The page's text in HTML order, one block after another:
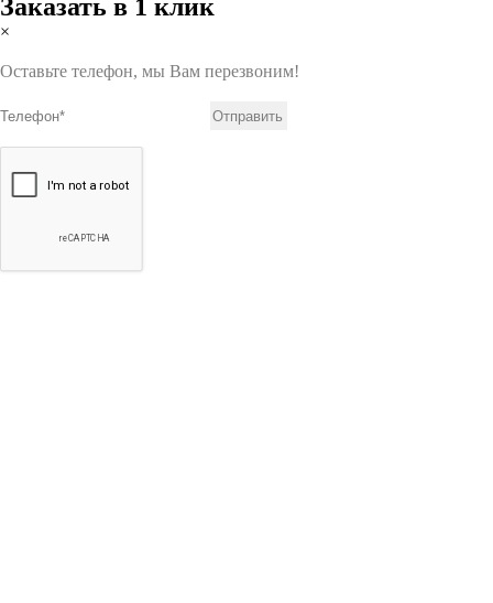
Заказать в 1 клик
×
Оставьте телефон, мы Вам перезвоним!